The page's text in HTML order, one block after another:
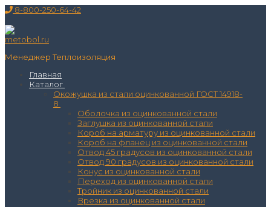
Перейти
содержимому
Меню
Закрыть
8-800-250-64-42
Менеджер Теплоизоляция
Главная
Каталог
Окожушка из стали оцинкованной ГОСТ 14918-
8
Оболочка из оцинкованной стали
Заглушка из оцинкованной стали
Короб на арматуру из оцинкованной стали
Короб на фланец из оцинкованной стали
Отвод 45 градусов из оцинкованной стали
Отвод 90 градусов из оцинкованной стали
Конус из оцинкованной стали
Переход из оцинкованной стали
Тройник из оцинкованной стали
Врезка из оцинкованной стали